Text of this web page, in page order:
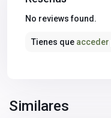
No reviews found.
Tienes que acceder
Similares
Sierra
Castilblanco
Sevilla
provincia